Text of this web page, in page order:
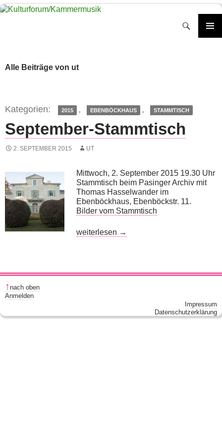
Zum
Alle Beiträge von ut
2015 , EBENBÖCKHAUS , STAMMTISCH
September-Stammtisch
2. SEPTEMBER 2015 UT
Mittwoch, 2. September 2015 19.30 Uhr
Stammtisch beim Pasinger Archiv mit
Thomas Hasselwander im
Ebenböckhaus, Ebenböckstr. 11.
Bilder vom Stammtisch
September-Stammtisch
weiterlesen →
nach oben
Anmelden
Impressum
Datenschutzerklärung